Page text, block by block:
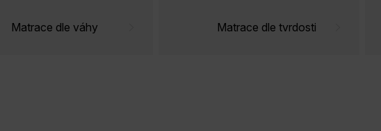
Matrace dle váhy Matrace dle tvrdosti